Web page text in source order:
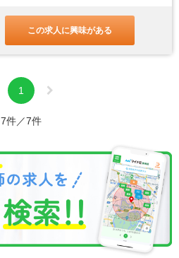
この求人に興味がある
1
7件／7件